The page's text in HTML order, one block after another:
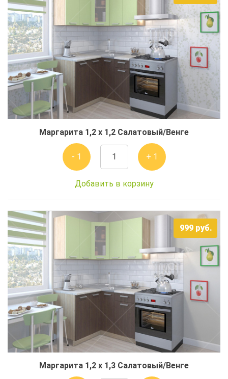
Маргарита 1,2 x 1,2 Салатовый/Венге
- 1 + 1
Добавить в корзину
999 руб.
Маргарита 1,2 x 1,3 Салатовый/Венге